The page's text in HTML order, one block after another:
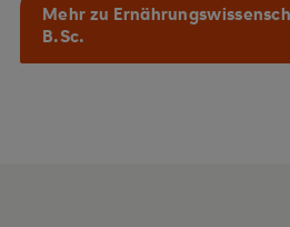
Mehr zu
B.Sc.